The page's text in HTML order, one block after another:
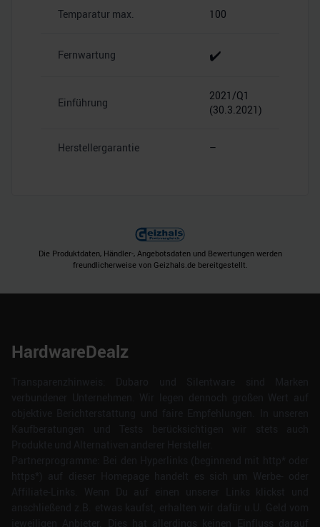
Temparatur max. 100
Fernwartung ✔️
Einführung
2021/Q1
(30.3.2021)
Herstellergarantie –
Die Produktdaten, Händler-, Angebotsdaten und Bewertungen werden
freundlicherweise von Geizhals.de bereitgestellt.
HardwareDealz